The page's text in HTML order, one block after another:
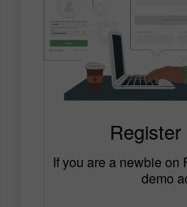
If you are a newbie on
demo